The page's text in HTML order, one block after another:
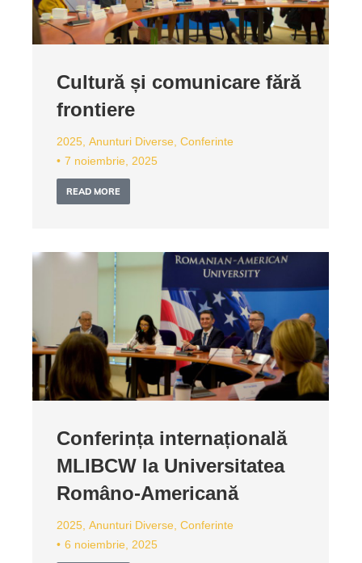
Cultură și comunicare fără
frontiere
2025 Anunturi Diverse Conferinte
7 noiembrie, 2025
READ MORE
Conferința internațională
MLIBCW la Universitatea
Româno-Americană
2025 Anunturi Diverse Conferinte
6 noiembrie, 2025